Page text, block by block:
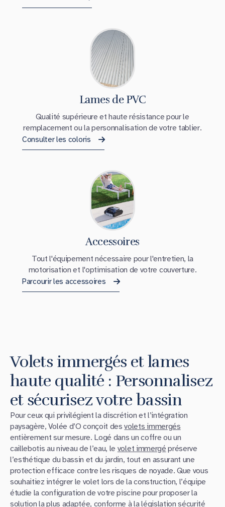
Lames de PVC
Qualité supérieure et haute résistance pour le
remplacement ou la personnalisation de votre tablier.
Consulter les coloris
Accessoires
Tout l'équipement nécessaire pour l'entretien, la
motorisation et l'optimisation de votre couverture.
Parcourir les accessoires
Volets immergés et lames
haute qualité : Personnalisez
et sécurisez votre bassin
Pour ceux qui privilégient la discrétion et l’intégration
paysagère, Volée d’O conçoit desvolets immergés
entièrement sur mesure. Logé dans un coffre ou un
caillebotis au niveau de l’eau, le volet immergé préserve
l’esthétique du bassin et du jardin, tout en assurant une
protection efficace contre les risques de noyade. Que vous
souhaitiez intégrer le volet lors de la construction, l’équipe
étudie la configuration de votre piscine pour proposer la
solution la plus adaptée, conforme à la législation sécurité